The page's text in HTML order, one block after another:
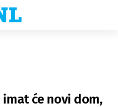
imat će novi dom,